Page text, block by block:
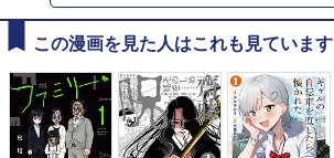
この漫画を見た人はこれも見ています